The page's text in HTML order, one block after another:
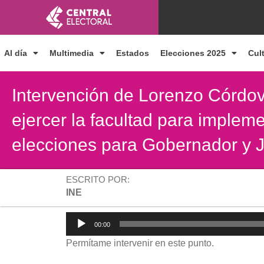
contenido
Al día Multimedia Estados Elecciones 2025
Intervención de Lorenzo
ejercer la facultad para
elecciones para Gobernador y
ESCRITO POR:
INE
Reproductor
de
audio
00:00
Permítame intervenir en este punto.